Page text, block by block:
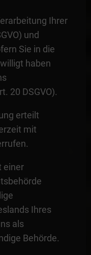
Ihrer
und
Sie in die
haben
20 DSGVO).
erteilt
mit
einer
Ihres
als
Behörde.